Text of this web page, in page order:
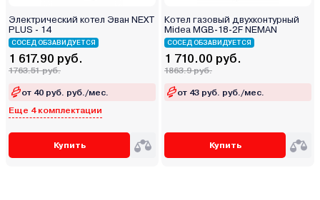
Электрический котел Эван NEXT
PLUS - 14
СОСЕД ОБЗАВИДУЕТСЯ
1 617.90 руб.
1763.51 руб.
от 40 руб. руб./мес.
Еще 4 комплектации
Купить
Котел газовый двухконтурный
Midea MGB-18-2F NEMAN
СОСЕД ОБЗАВИДУЕТСЯ
1 710.00 руб.
1863.9 руб.
от 43 руб. руб./мес.
Купить